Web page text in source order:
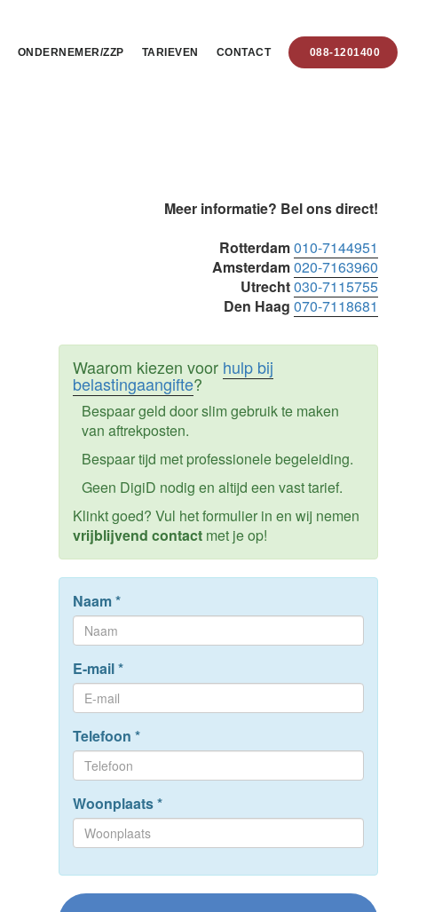
ONDERNEMER/ZZP TARIEVEN CONTACT 088-1201400
Meer informatie? Bel ons direct!
Rotterdam010-7144951
Amsterdam020-7163960
Utrecht030-7115755
Den Haag 070-7118681
Waarom kiezen voor hulp bij
belastingaangifte?
Bespaar geld door slim gebruik te maken
van aftrekposten.
Bespaar tijd met professionele begeleiding.
Geen DigiD nodig en altijd een vast tarief.
Klinkt goed? Vul het formulier in en wij nemen
vrijblijvend contact met je op!
Naam*
E-mail*
Telefoon *
Woonplaats*